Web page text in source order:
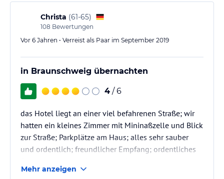
Christa (61-65)
108 Bewertungen
Vor 6 Jahren • Verreist als Paar im September 2019
in Braunschweig übernachten
4 / 6
das Hotel liegt an einer viel befahrenen Straße; wir
hatten ein kleines Zimmer mit Mininaßzelle und Blick
zur Straße; Parkplätze am Haus; alles sehr sauber
und ordentlich; freundlicher Empfang; ordentliches
perfekter Service und sehr aufmerksames Personal;
Mehr anzeigen